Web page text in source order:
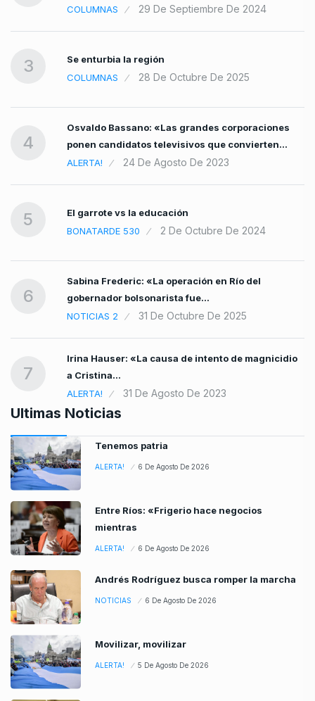
COLUMNAS 29 De Septiembre De 2024
3
Se enturbia la región
COLUMNAS
28 De Octubre De 2025
4
Osvaldo Bassano: «Las grandes corporaciones
ponen candidatos televisivos que convierten…
ALERTA!
24 De Agosto De 2023
5
El garrote vs la educación
BONATARDE 530
2 De Octubre De 2024
6
Sabina Frederic: «La operación en Río del
gobernador bolsonarista fue…
NOTICIAS 2
31 De Octubre De 2025
7
Irina Hauser: «La causa de intento de magnicidio
a Cristina…
ALERTA!
31 De Agosto De 2023
Ultimas Noticias
Tenemos patria
ALERTA! 6 De Agosto De 2026
Entre Ríos: «Frigerio hace negocios
mientras
ALERTA! 6 De Agosto De 2026
Andrés Rodríguez busca romper la marcha
NOTICIAS 6 De Agosto De 2026
Movilizar, movilizar
ALERTA! 5 De Agosto De 2026